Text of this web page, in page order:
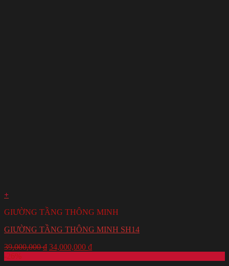
+
GIƯỜNG TẦNG THÔNG MINH
GIƯỜNG TẦNG THÔNG MINH SH14
39,000,000₫ 34,000,000 ₫
-26%